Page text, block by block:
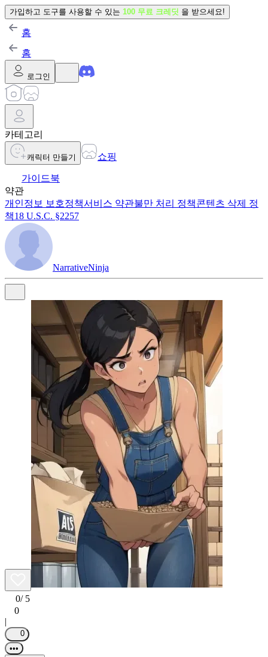
가입하고 도구를 사용할 수 있는 100 무료 크레딧 을 받으세요!
홈
홈
로그인
카테고리
캐릭터 만들기 쇼핑
가이드북
약관
개인정보 보호정책서비스 약관불만 처리 정책콘텐츠 삭제 정
책18 U.S.C. §2257
NarrativeNinja
0/ 5
0
|
0
•••